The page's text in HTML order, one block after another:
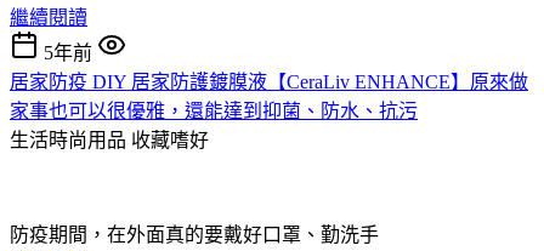
繼續閱讀
5年前
居家防疫 DIY 居家防護鍍膜液【CeraLiv ENHANCE】原來做
家事也可以很優雅，還能達到抑菌、防水、抗污
生活時尚用品 收藏嗜好
防疫期間，在外面真的要戴好口罩、勤洗手